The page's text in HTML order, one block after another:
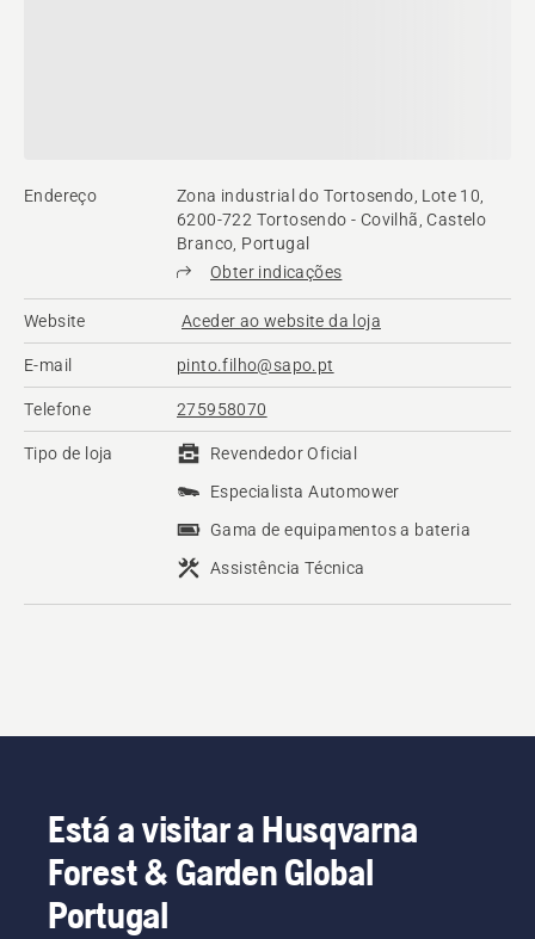
Endereço
Zona industrial do Tortosendo, Lote 10,
6200-722 Tortosendo - Covilhã, Castelo
Branco, Portugal
Obter indicações
Website Aceder ao website da loja
E-mail pinto.filho@sapo.pt
Telefone 275958070
Tipo de loja
Revendedor Oficial
Especialista Automower
Gama de equipamentos a bateria
Assistência Técnica
Está a visitar a Husqvarna
Forest & Garden Global
Portugal